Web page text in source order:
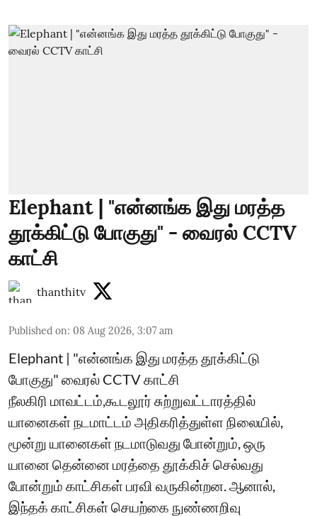
Elephant | "என்னங்க இது மரத்த
தூக்கிட்டு போகுது" - வைரல் CCTV
காட்சி
thanthitv
Published on: 08 Aug 2026, 3:07 am
Elephant | "என்னங்க இது மரத்த தூக்கிட்டு
போகுது" வைரல் CCTV காட்சி
நீலகிரி மாவட்டம்,கூடலூர் சுற்றுவட்டாரத்தில்
யானைகள் நடமாட்டம் அதிகரித்துள்ள நிலையில்,
மூன்று யானைகள் நடமாடுவது போன்றும், ஒரு
யானை தென்னை மரத்தை தூக்கிச் செல்வது
போன்றும் காட்சிகள் பரவி வருகின்றன. ஆனால்,
இந்தக் காட்சிகள் செயற்கை நுண்ணறிவு